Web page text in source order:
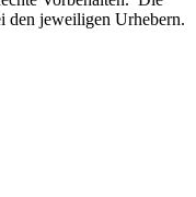
den jeweiligen Urhebern.